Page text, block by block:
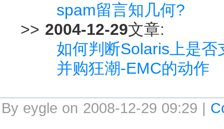
spam留言知几何?
>> 2004-12-29文章:
如何判断Solaris上是否
并购狂潮-EMC的动作
By eygle on 2008-12-29 09:29 |